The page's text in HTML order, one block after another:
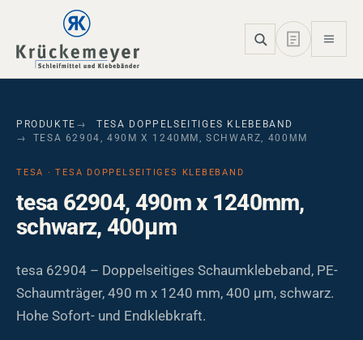
Skip to main navigation
Skip to main content
Skip to page footer
PRODUKTE
TESA DOPPELSEITIGES KLEBEBAND
TESA 62904, 490M X 1240MM, SCHWARZ, 400ΜM
TESA · TESA DOPPELSEITIGES KLEBEBAND
tesa 62904, 490m x 1240mm,
schwarz, 400µm
tesa 62904 – Doppelseitiges Schaumklebeband, PE-
Schaumträger, 490 m x 1240 mm, 400 µm, schwarz.
Hohe Sofort- und Endklebkraft.